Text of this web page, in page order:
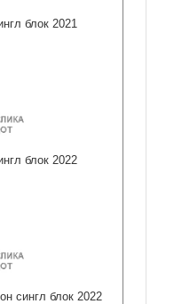
блок 2021
блок 2022
сингл блок 2022